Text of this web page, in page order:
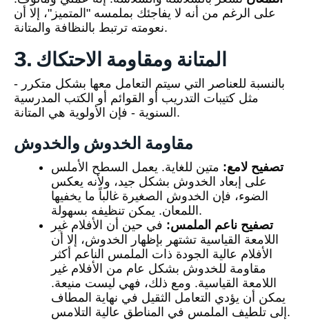
على الرغم من أنه لا يفاجئك بملمسه "المتميز"، إلا أن
نعومته ترتبط بالنظافة والمتانة.
3. المتانة ومقاومة الاحتكاك
بالنسبة للعناصر التي سيتم التعامل معها بشكل متكرر -
مثل كتيبات التدريب أو القوائم أو الكتب المدرسية
السنوية - فإن الأولوية هي المتانة.
مقاومة الخدوش والخدوش
تصفيح لامع: متين للغاية. يعمل السطح الأملس
على إبعاد الخدوش بشكل جيد، ولأنه يعكس
الضوء، فإن الخدوش الصغيرة غالباً ما يخفيها
اللمعان. يمكن تنظيفه بسهولة.
تصفيح ناعم الملمس: في حين أن الأفلام غير
اللامعة القياسية تشتهر بإظهار الخدوش، إلا أن
الأفلام عالية الجودة ذات الملمس الناعم أكثر
مقاومة للخدوش بشكل عام من الأفلام غير
اللامعة القياسية. ومع ذلك، فهي ليست منيعة.
يمكن أن يؤدي التعامل الثقيل في نهاية المطاف
إلى تلطيف الملمس في المناطق عالية التلامس.